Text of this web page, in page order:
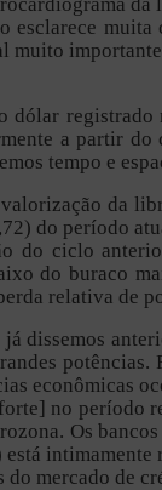
esclarece
muito
a partir
tempo e
da
do período
do ciclo
do buraco
relativa de
dissemos
econômicas
no período
Os
do mercado de